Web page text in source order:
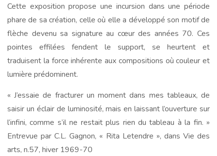
Cette exposition propose une incursion dans une période
phare de sa création, celle où elle a développé son motif de
flèche devenu sa signature au cœur des années 70. Ces
pointes effilées fendent le support, se heurtent et
traduisent la force inhérente aux compositions où couleur et
lumière prédominent.
« J’essaie de fracturer un moment dans mes tableaux, de
saisir un éclair de luminosité, mais en laissant l’ouverture sur
l’infini, comme s’il ne restait plus rien du tableau à la fin. »
Entrevue par C.L. Gagnon, « Rita Letendre », dans Vie des
arts, n.57, hiver 1969-70